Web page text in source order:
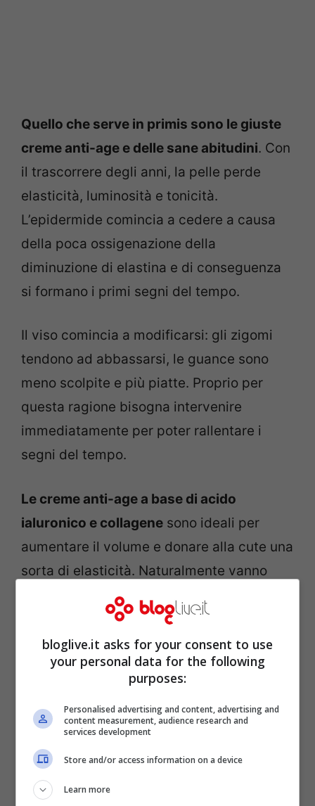
Quello che serve in primis sono le giuste
creme anti-age e delle sane abitudini. Con
il trascorrere degli anni, la pelle perde
elasticità, luminosità e tonicità.
L’epidermide comincia a cedere a causa
della poca ossigenazione della
diminuzione di elastina e di conseguenza
si formano i primi segni del tempo.
Il viso comincia a modificarsi: gli zigomi
tendono ad abbassarsi, le guance sono
meno scolpite e più piatte. Proprio per
questa ragione bisogna intervenire
immediatamente per poter rallentare i
segni del tempo.
Le creme anti-age a base di acido
ialuronico e collagene sono ideali per
aumentare il volume e donare alla cute una
sorta di elasticità. Naturalmente vanno
applicate tutti i giorni, mattino e sera dopo
un’accurata detersione.
bloglive.it asks for your consent to use
your personal data for the following
purposes:
Personalised advertising and content, advertising and
content measurement, audience research and
services development
Store and/or access information on a device
Learn more